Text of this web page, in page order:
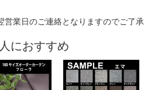
営業日のご連絡となりますのでご了承
におすすめ